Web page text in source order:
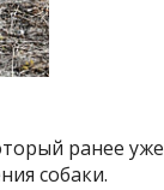
ранее уже
собаки.